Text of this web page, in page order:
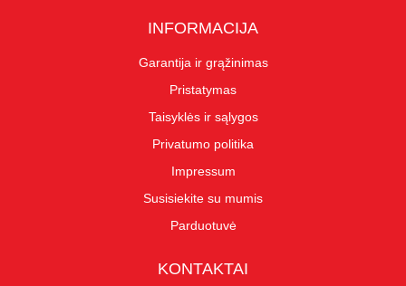
INFORMACIJA
Garantija ir grąžinimas
Pristatymas
Taisyklės ir sąlygos
Privatumo politika
Impressum
Susisiekite su mumis
Parduotuvė
KONTAKTAI